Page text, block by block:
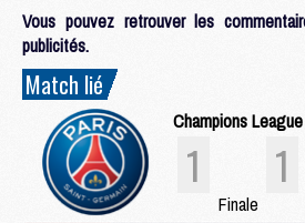
Vous pouvez retrouver les
publicités.
Match lié
Champions League
1 1
Finale